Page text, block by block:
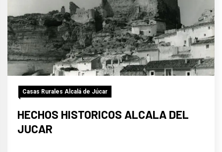
Casas Rurales Alcalá de Júcar
HECHOS HISTORICOS ALCALA DEL
JUCAR